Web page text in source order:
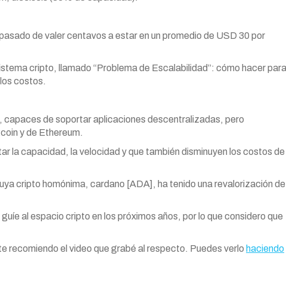
de valer centavos a estar en un promedio de USD 30 por
cripto, llamado “Problema de Escalabilidad”: cómo hacer para
costos.
capaces de soportar aplicaciones descentralizadas, pero
y de Ethereum.
la capacidad, la velocidad y que también disminuyen los costos de
cripto homónima, cardano [ADA], ha tenido una revalorización de
al espacio cripto en los próximos años, por lo que considero que
recomiendo el video que grabé al respecto. Puedes verlo haciendo